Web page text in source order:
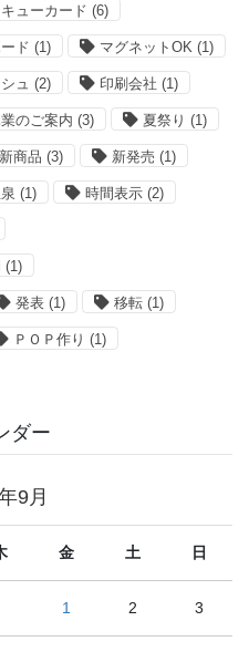
ューカード (6)
ド (1) マグネットOK (1)
ュ (2) 印刷会社 (1)
のご案内 (3) 夏祭り (1)
新商品 (3) 新発売 (1)
(1) 時間表示 (2)
(1)
発表 (1) 移転 (1)
ＰＯＰ作り (1)
ダー
9月
金 土 日
1 2 3